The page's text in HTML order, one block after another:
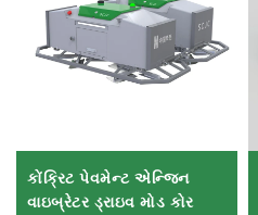
કોંક્રિટ પેવમેન્ટ એન્જિન
વાઇબ્રેટર ડ્રાઇવ મોડ કોર